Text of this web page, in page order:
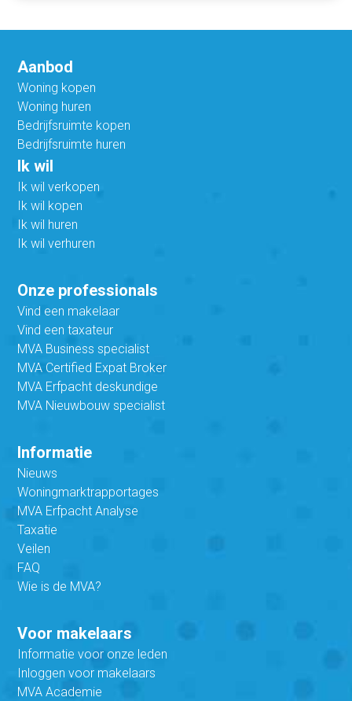
Aanbod
Woning kopen
Woning huren
Bedrijfsruimte kopen
Bedrijfsruimte huren
Ik wil
Ik wil verkopen
Ik wil kopen
Ik wil huren
Ik wil verhuren
Onze professionals
Vind een makelaar
Vind een taxateur
MVA Business specialist
MVA Certified Expat Broker
MVA Erfpacht deskundige
MVA Nieuwbouw specialist
Informatie
Nieuws
Woningmarktrapportages
MVA Erfpacht Analyse
Taxatie
Veilen
FAQ
Wie is de MVA?
Voor makelaars
Informatie voor onze leden
Inloggen voor makelaars
MVA Academie